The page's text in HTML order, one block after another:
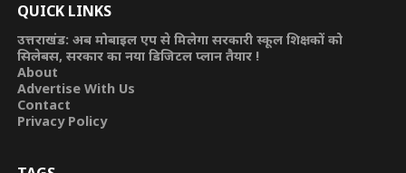
QUICK LINKS
उत्तराखंड: अब मोबाइल एप से मिलेगा सरकारी स्कूल शिक्षकों को
सिलेबस, सरकार का नया डिजिटल प्लान तैयार !
About
Advertise With Us
Contact
Privacy Policy